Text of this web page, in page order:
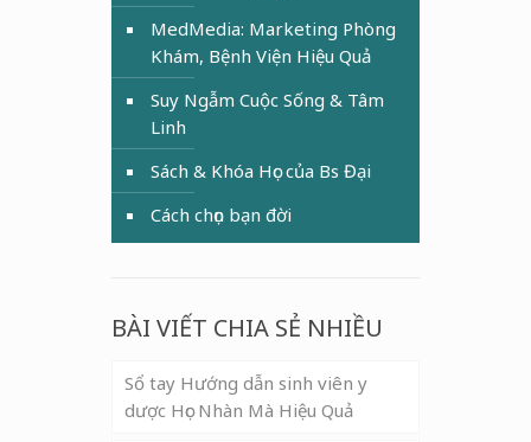
MedMedia: Marketing Phòng
Khám, Bệnh Viện Hiệu Quả
Suy Ngẫm Cuộc Sống & Tâm
Linh
Sách & Khóa Học của Bs Đại
Cách chọn bạn đời
BÀI VIẾT CHIA SẺ NHIỀU
Sổ tay Hướng dẫn sinh viên y
dược Học Nhàn Mà Hiệu Quả